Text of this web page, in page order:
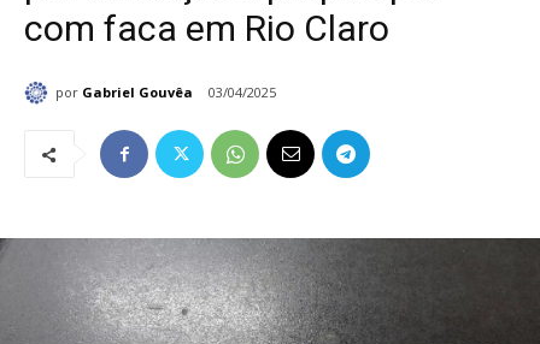
com faca em Rio Claro
por Gabriel Gouvêa 03/04/2025